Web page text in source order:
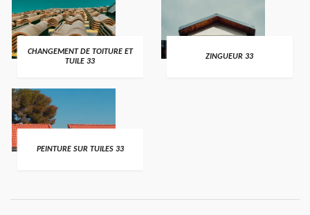
CHANGEMENT DE TOITURE ET
TUILE 33
ZINGUEUR 33
PEINTURE SUR TUILES 33